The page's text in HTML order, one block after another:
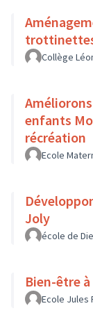
Collège
enfants
récréation
Ecole
Joly
école de
Bien-être
Ecole Jules